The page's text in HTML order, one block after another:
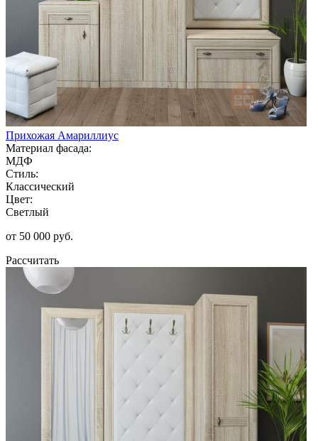
Прихожая Амариллиус
Материал фасада:
МДФ
Стиль:
Классический
Цвет:
Светлый
от 50 000 руб.
Рассчитать